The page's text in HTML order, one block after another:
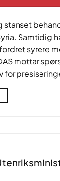
stanset
Samtidig
syrere
mottar
for